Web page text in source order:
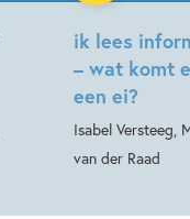
ik lees
– wat komt
een ei?
Isabel Versteeg,
van der Raad